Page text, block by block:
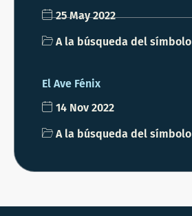
25 May 2022
A la búsqueda del símbolo
El Ave Fénix
14 Nov 2022
A la búsqueda del símbolo